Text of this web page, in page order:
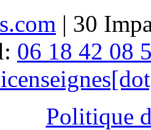
| 30
06 18 42 08
Politique